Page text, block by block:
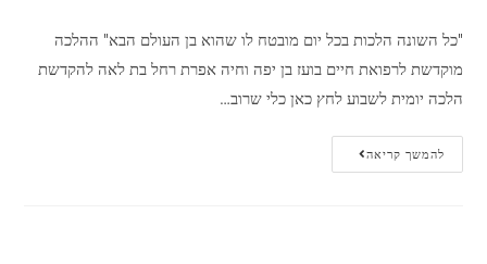
"כל השונה הלכות בכל יום מובטח לו שהוא בן העולם הבא" ההלכה
מוקדשת לרפואת חיים בועז בן יפה וחיה אפרת רחל בת לאה להקדשת
הלכה יומית לשבוע לחץ כאן כלי שרוב…
להמשך קריאה